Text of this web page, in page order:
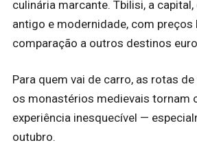
culinária marcante. Tbilisi, a
antigo e modernidade, com preços
comparação a outros destinos
Para quem vai de carro, as rotas
os monastérios medievais tornam
experiência inesquecível —
outubro.